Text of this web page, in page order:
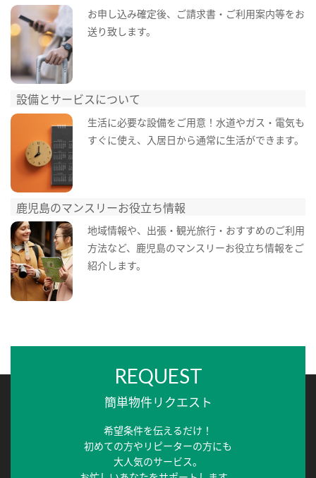
お申し込み確定後、ご請求書・ご利用案内等をお
送り致します。
設備とサービスについて
生活に必要な設備をご用意！水道やガス・電気も
すぐに使え、入居日から通常に生活ができます。
鹿児島のマンスリーお役立ち情報
地域情報や、出張・観光旅行・おすすめのご利用
方法など、鹿児島のマンスリーお役立ち情報をご
紹介します。
REQUEST
簡単物件リクエスト
希望条件を伝えるだけ！
初めての方やリピーターの方にも
大人気のサービス。